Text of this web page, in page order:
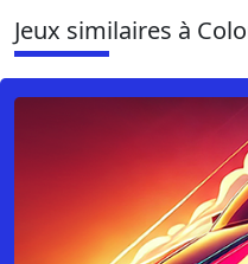
Jeux similaires à